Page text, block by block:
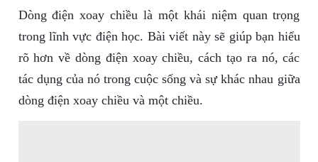
Dòng điện xoay chiều là một khái niệm quan trọng
trong lĩnh vực điện học. Bài viết này sẽ giúp bạn hiểu
rõ hơn về dòng điện xoay chiều, cách tạo ra nó, các
tác dụng của nó trong cuộc sống và sự khác nhau giữa
dòng điện xoay chiều và một chiều.